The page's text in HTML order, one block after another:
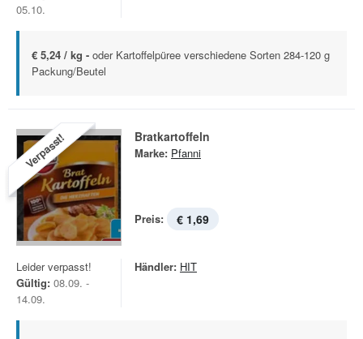
05.10.
€ 5,24 / kg - oder Kartoffelpüree verschiedene Sorten 284-120 g
Packung/Beutel
Verpasst! Bratkartoffeln
Marke: Pfanni
Preis: € 1,69
Leider verpasst!
Gültig: 08.09. -
14.09.
Händler: HIT